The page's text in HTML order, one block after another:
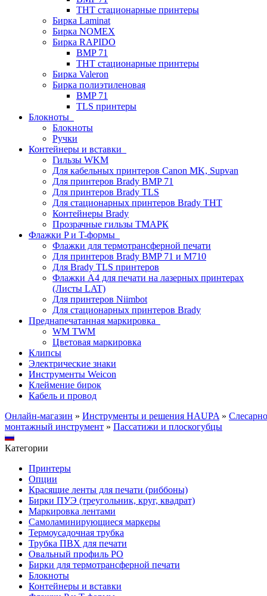
THT стационарные принтеры
Бирка Laminat
Бирка NOMEX
Бирка RAPIDO
BMP 71
THT стационарные принтеры
Бирка Valeron
Бирка полиэтиленовая
BMP 71
TLS принтеры
Блокноты
Блокноты
Ручки
Контейнеры и вставки
Гильзы WKM
Для кабельных принтеров Canon MK, Supvan
Для принтеров Brady BMP 71
Для принтеров Brady TLS
Для стационарных принтеров Brady THT
Контейнеры Brady
Прозрачные гильзы ТМАРК
Флажки P и T-формы
Флажки для термотрансферной печати
Для принтеров Brady BMP 71 и M710
Для Brady TLS принтеров
Флажки A4 для печати на лазерных принтерах
(Листы LAT)
Для принтеров Niimbot
Для стационарных принтеров Brady
Преднапечатанная маркировка
WM TWM
Цветовая маркировка
Клипсы
Электрические знаки
Инструменты Weicon
Клеймение бирок
Кабель и провод
Онлайн-магазин » Инструменты и решения HAUPA »
монтажный инструмент » Пассатижи и плоскогубцы
Категории
Принтеры
Опции
Красящие ленты для печати (риббоны)
Бирки ПУЭ (треугольник, круг, квадрат)
Маркировка лентами
Самоламинирующиеся маркеры
Термоусадочная трубка
Трубка ПВХ для печати
Овальный профиль PO
Бирки для термотрансферной печати
Блокноты
Контейнеры и вставки